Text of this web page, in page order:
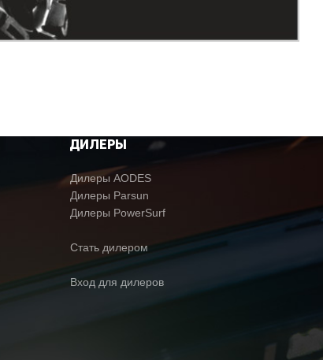
ДИЛЕРЫ
Дилеры AODES
Дилеры Parsun
Дилеры PowerSurf
Стать дилером
Вход для дилеров